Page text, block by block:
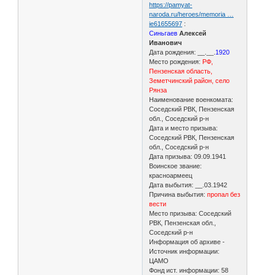
https://pamyat-
naroda.ru/heroes/memoria …
ie61655697 :
Синьгаев Алексей
Иванович
Дата рождения: __.__. 1920
Место рождения: РФ,
Пензенская область,
Земетчинский район, село
Рянза
Наименование военкомата:
Соседский РВК, Пензенская
обл., Соседский р-н
Дата и место призыва:
Соседский РВК, Пензенская
обл., Соседский р-н
Дата призыва: 09.09.1941
Воинское звание:
красноармеец
Дата выбытия: __.03.1942
Причина выбытия:пропал без
вести
Место призыва: Соседский
РВК, Пензенская обл.,
Соседский р-н
Информация об архиве -
Источник информации:
ЦАМО
Фонд ист. информации: 58